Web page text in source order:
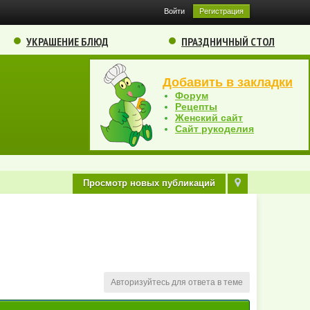
Войти Регистрация
УКРАШЕНИЕ БЛЮД ПРАЗДНИЧНЫЙ СТОЛ
Добавить в закладки
Форум
Рецепты
Женский сайт
Сайт рукоделия
Просмотр новых публикаций
Авторизуйтесь для ответа в теме